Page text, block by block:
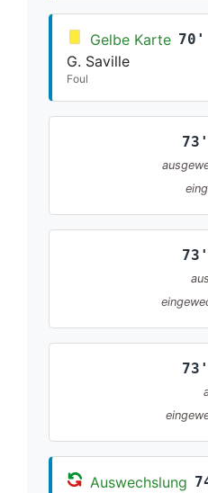
Gelbe Karte 70'
G. Saville
Foul
73'
73'
73'
Auswechslung